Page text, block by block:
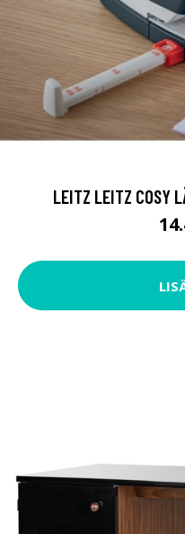
LEITZ LEITZ COSY